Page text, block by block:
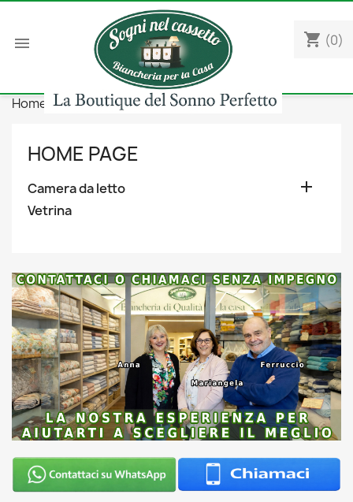
 shopping_cart (0)
Home Camera da letto Federe
HOME PAGE
Camera da letto 
Vetrina